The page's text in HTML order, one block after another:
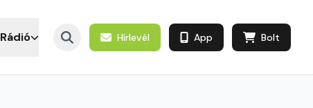
Rádió Hírlevél App Bolt